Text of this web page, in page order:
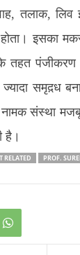
तलाक, लिव
इसका
तहत
समृद़ध
संस्था
है।
RELATED PROF.